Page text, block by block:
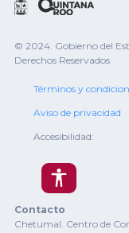
© 2024. Gobierno del
Derechos Reservados
Términos y
Aviso de privacidad
Accesibilidad:
Contacto
Chetumal. Centro de